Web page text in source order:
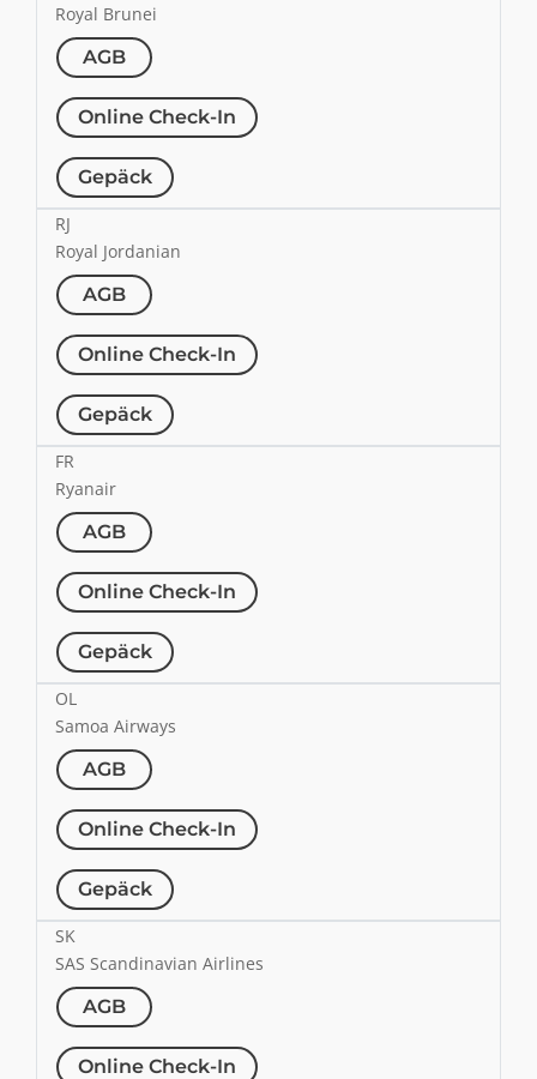
Royal Brunei
AGB
Online Check-In
Gepäck
RJ
Royal Jordanian
AGB
Online Check-In
Gepäck
FR
Ryanair
AGB
Online Check-In
Gepäck
OL
Samoa Airways
AGB
Online Check-In
Gepäck
SK
SAS Scandinavian Airlines
AGB
Online Check-In